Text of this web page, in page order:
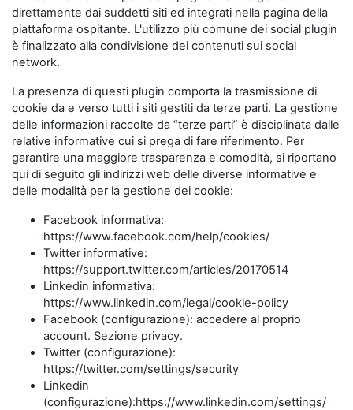
direttamente dai suddetti siti ed integrati nella pagina della
piattaforma ospitante. L'utilizzo più comune dei social plugin
è finalizzato alla condivisione dei contenuti sui social
network.
La presenza di questi plugin comporta la trasmissione di
cookie da e verso tutti i siti gestiti da terze parti. La gestione
delle informazioni raccolte da “terze parti” è disciplinata dalle
relative informative cui si prega di fare riferimento. Per
garantire una maggiore trasparenza e comodità, si riportano
qui di seguito gli indirizzi web delle diverse informative e
delle modalità per la gestione dei cookie:
Facebook informativa:
https://www.facebook.com/help/cookies/
Twitter informative:
https://support.twitter.com/articles/20170514
Linkedin informativa:
https://www.linkedin.com/legal/cookie-policy
Facebook (configurazione): accedere al proprio
account. Sezione privacy.
Twitter (configurazione):
https://twitter.com/settings/security
Linkedin
(configurazione):https://www.linkedin.com/settings/